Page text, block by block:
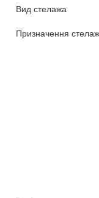
Вид стелажа
Призначення